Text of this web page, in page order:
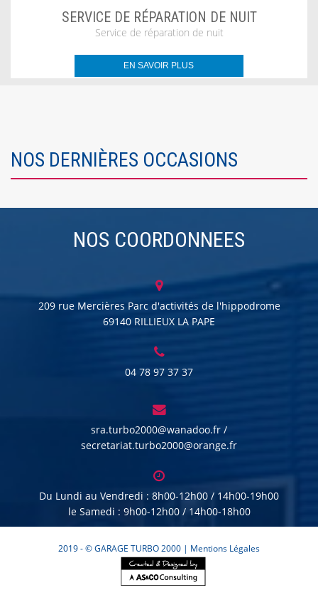
SERVICE DE RÉPARATION DE NUIT
Service de réparation de nuit
EN SAVOIR PLUS
NOS DERNIÈRES OCCASIONS
NOS COORDONNEES
209 rue Mercières Parc d'activités de l'hippodrome
69140 RILLIEUX LA PAPE
04 78 97 37 37
sra.turbo2000@wanadoo.fr /
secretariat.turbo2000@orange.fr
Du Lundi au Vendredi : 8h00-12h00 / 14h00-19h00
le Samedi : 9h00-12h00 / 14h00-18h00
2019 - © GARAGE TURBO 2000 | Mentions Légales